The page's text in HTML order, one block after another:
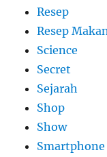
Resep
Resep
Science
Secret
Sejarah
Shop
Show
Smartphone